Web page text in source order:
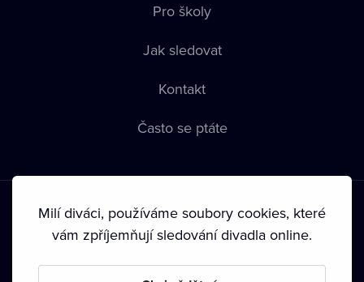
Pro školy
Jak sledovat
Kontakt
Často se ptáte
Podmínky používání • Ochrana soukromí • Zásady používání
Milí diváci, používáme soubory cookies, které
vám zpříjemňují sledování divadla online.